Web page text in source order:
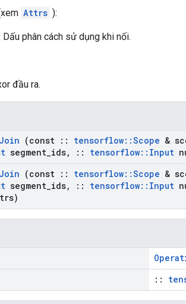
Attrs ):
Dấu phân cách sử dụng khi nối.
đầu ra.
Join (const :: tensorflow::Scope &
segment ids, :: tensorflow:: Input
Join (const :: tensorflow::Scope &
segment ids, :: tensorflow:: Input
::